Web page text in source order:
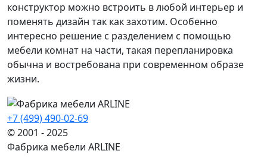
конструктор можно встроить в любой интерьер и
поменять дизайн так как захотим. Особенно
интересно решение с разделением с помощью
мебели комнат на части, такая перепланировка
обычна и востребована при современном образе
жизни.
+7 (499) 490-02-69
© 2001 - 2025
Фабрика мебели ARLINE